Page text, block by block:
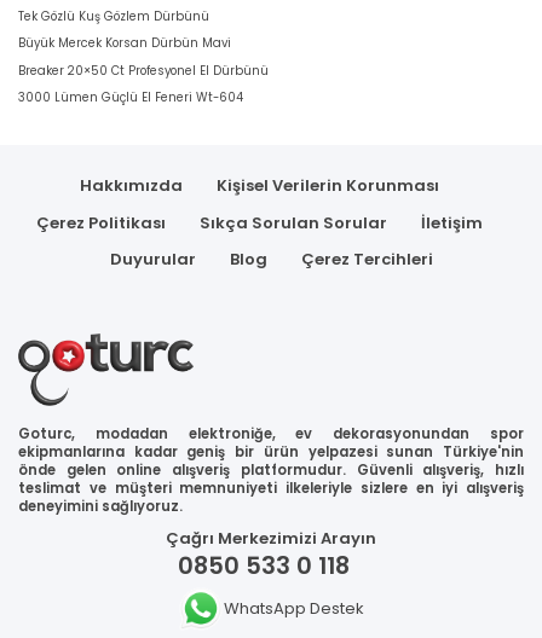
Tek Gözlü Kuş Gözlem Dürbünü
Büyük Mercek Korsan Dürbün Mavi
Breaker 20×50 Ct Profesyonel El Dürbünü
3000 Lümen Güçlü El Feneri Wt-604
Hakkımızda
Kişisel Verilerin Korunması
Çerez Politikası
Sıkça Sorulan Sorular
İletişim
Duyurular
Blog Çerez Tercihleri
Goturc, modadan elektroniğe, ev dekorasyonundan spor
ekipmanlarına kadar geniş bir ürün yelpazesi sunan Türkiye'nin
önde gelen online alışveriş platformudur. Güvenli alışveriş, hızlı
teslimat ve müşteri memnuniyeti ilkeleriyle sizlere en iyi alışveriş
deneyimini sağlıyoruz.
Çağrı Merkezimizi Arayın
0850 533 0 118
WhatsApp Destek